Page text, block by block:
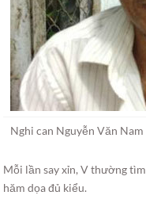
Nghi can Nguyễn Văn Nam
Mỗi lần say xỉn, V thường
hăm dọa đủ kiểu.